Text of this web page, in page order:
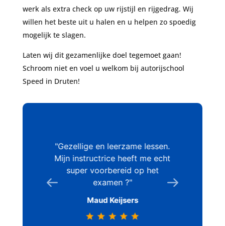
werk als extra check op uw rijstijl en rijgedrag. Wij
willen het beste uit u halen en u helpen zo spoedig
mogelijk te slagen.
Laten wij dit gezamenlijke doel tegemoet gaan!
Schroom niet en voel u welkom bij autorijschool
Speed in Druten!
Gezellige en leerzame lessen.
Mijn instructrice heeft me echt
super voorbereid op het
examen ?
Maud Keijsers